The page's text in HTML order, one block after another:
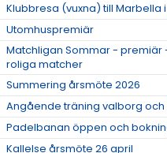
Klubbresa (vuxna) till Marbella
Utomhuspremiär
Matchligan Sommar - premiär
roliga matcher
Summering årsmöte 2026
Angående träning valborg och
Padelbanan öppen och
Kallelse årsmöte 26 april